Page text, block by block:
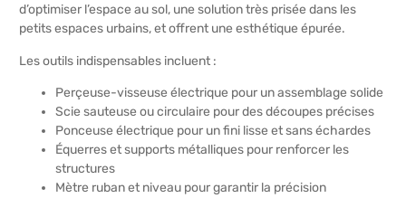
d’optimiser l’espace au sol, une solution très prisée dans les
petits espaces urbains, et offrent une esthétique épurée.
Les outils indispensables incluent :
Perçeuse-visseuse électrique pour un assemblage solide
Scie sauteuse ou circulaire pour des découpes précises
Ponceuse électrique pour un fini lisse et sans échardes
Équerres et supports métalliques pour renforcer les
structures
Mètre ruban et niveau pour garantir la précision